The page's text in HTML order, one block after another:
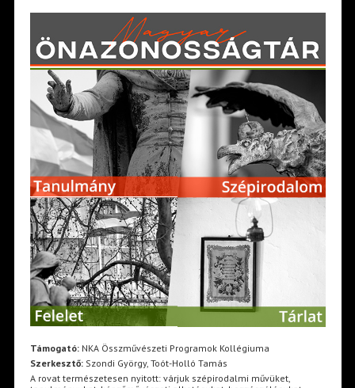
Támogató:NKA Összművészeti Programok Kollégiuma
Szerkesztő:Szondi György, Toót-Holló Tamás
A rovat természetesen nyitott: várjuk szépirodalmi művüket,